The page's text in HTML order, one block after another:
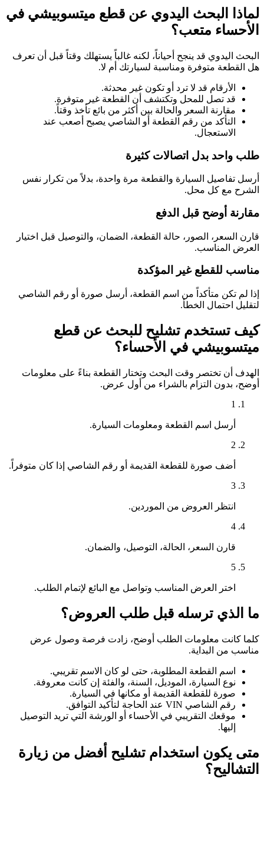
لماذا البحث اليدوي عن قطع ميتسوبيشي في
الأحساء متعب؟
البحث اليدوي قد ينجح أحياناً، لكنه غالباً يستهلك وقتاً قبل أن تعرف
هل القطعة متوفرة ومناسبة لسيارتك أم لا.
الأرقام قد لا ترد أو تكون غير محدثة.
قد تصل للمحل وتكتشف أن القطعة غير متوفرة.
مقارنة السعر والحالة بين أكثر من بائع تأخذ وقتاً.
التأكد من رقم القطعة أو الشاصي يصبح أصعب عند
الاستعجال.
طلب واحد بدل اتصالات كثيرة
أرسل تفاصيل السيارة والقطعة مرة واحدة، بدلاً من تكرار نفس
الشرح مع كل محل.
مقارنة أوضح قبل الدفع
قارن السعر، الصور، حالة القطعة، الضمان، والتوصيل قبل اختيار
العرض المناسب.
مناسب للقطع غير المؤكدة
إذا لم تكن متأكداً من اسم القطعة، أرسل صورة أو رقم الشاصي
لتقليل احتمال الخطأ.
كيف تستخدم تشليح للبحث عن قطع
ميتسوبيشي في الأحساء؟
الهدف أن تختصر وقت البحث وتختار القطعة بناءً على معلومات
أوضح، بدون التزام بالشراء من أول عرض.
1
أرسل اسم القطعة ومعلومات السيارة.
2
أضف صورة للقطعة القديمة أو رقم الشاصي إذا كان متوفراً.
3
انتظر العروض من الموردين.
4
قارن السعر، الحالة، التوصيل، والضمان.
5
اختر العرض المناسب وتواصل مع البائع لإتمام الطلب.
ما الذي ترسله قبل طلب العروض؟
كلما كانت معلومات الطلب أوضح، زادت فرصة وصول عرض
مناسب من البداية.
اسم القطعة المطلوبة، حتى لو كان الاسم تقريبي.
نوع السيارة، الموديل، السنة، والفئة إن كانت معروفة.
صورة للقطعة القديمة أو مكانها في السيارة.
رقم الشاصي VIN عند الحاجة لتأكيد التوافق.
موقعك التقريبي في الأحساء أو الورشة التي تريد التوصيل
إليها.
متى يكون استخدام تشليح أفضل من زيارة
التشاليح؟